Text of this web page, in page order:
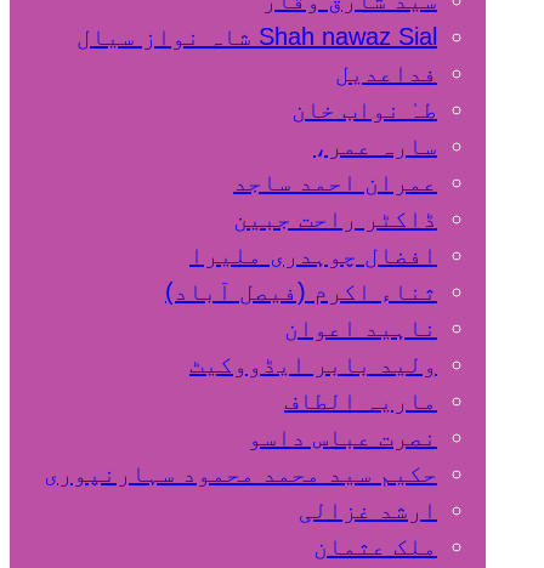
Shah nawaz Sial شاہ نواز سیال
فداعدیل
طہٰ نواب خان
سارہ عمر،
عمران احمد ساجد
ڈاکٹر راحت جبین
افضال چوہدری ملیرا
ثناء اکرم (فیصل آباد)
ناہید اعوان
ولید بابر ایڈووکیٹ
ماریہ الطاف
نصرت عباس داسو
حکیم سید محمد محمود سہارنپوری
ارشد غزالی
ملک عثمان